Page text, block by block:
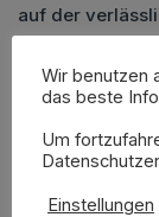
auf der
einem
Otterbein.
bildet die
Altersklassen
Wir benutzen
das beste
Um
Einstellungen